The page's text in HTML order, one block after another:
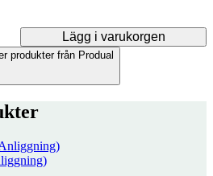
Lägg i varukorgen
produkter från Produal